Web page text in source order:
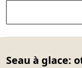
Seau à glace: